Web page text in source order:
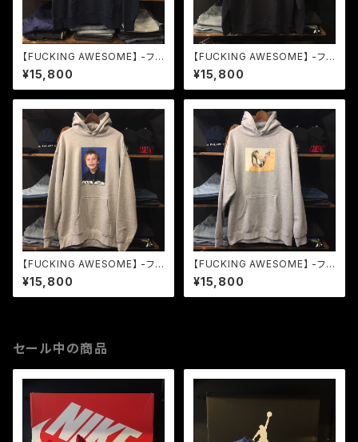
【FUCKING AWESOME】 -ファ
ッキングオーサム-YUCK HOO
DIE NAVY
¥15,800
【FUCKING AWESOME】 -ファ
ッキングオーサム-ELIJAH BER
LE CLASS PHOTO HOODIE
NAVY
¥15,800
【FUCKING AWESOME】 -ファ
ッキングオーサム-ELIJAH BER
LE CLASS PHOTO HOODIE
GREY
¥15,800
【FUCKING AWESOME】 -ファ
ッキングオーサム-SEPTUM H
OODIE GREY
¥15,800
セール中の商品